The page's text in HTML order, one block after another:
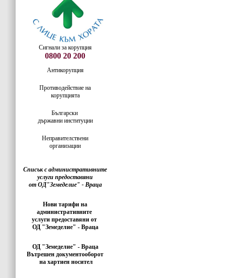
Сигнали за корупция
0800 20 200
Антикорупция
Противодействие на
корупцията
Български
държавни институции
Неправителствени
организации
Списък с административните
услуги предоставяни
от ОД"Земеделие" - Враца
Нови тарифи на
административните
услуги предоставяни от
ОД "Земеделие" - Враца
ОД "Земеделие" - Враца
Вътрешен документооборот
на хартиен носител